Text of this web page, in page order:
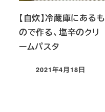
【自炊】冷蔵庫にあるも
ので作る、塩辛のクリ
ームパスタ
投稿日
2021年4月18日